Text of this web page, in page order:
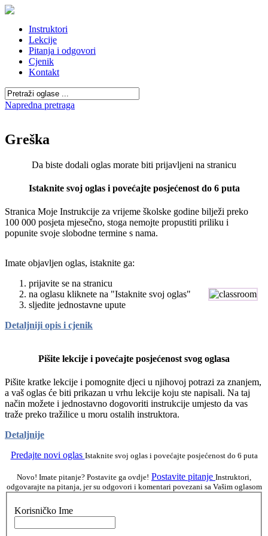
Instruktori
Lekcije
Pitanja i odgovori
Cjenik
Kontakt
Napredna pretraga
Greška
Da biste dodali oglas morate biti prijavljeni na stranicu
Istaknite svoj oglas i povećajte posjećenost do 6 puta
Stranica Moje Instrukcije za vrijeme školske godine bilježi preko
100 000 posjeta mjesečno, stoga nemojte propustiti priliku i
popunite svoje slobodne termine s nama.
Imate objavljen oglas, istaknite ga:
prijavite se na stranicu
na oglasu kliknete na "Istaknite svoj oglas"
sljedite jednostavne upute
Detaljniji opis i cjenik
Pišite lekcije i povećajte posjećenost svog oglasa
Pišite kratke lekcije i pomognite djeci u njihovoj potrazi za znanjem,
a vaš oglas će biti prikazan u vrhu lekcije koju ste napisali. Na taj
način možete i jednostavno dogovoriti instrukcije umjesto da vas
traže preko tražilice u moru ostalih instruktora.
Detaljnije
Predajte novi oglas Istaknite svoj oglas i povećajte posjećenost do 6 puta
Novo! Imate pitanje? Postavite ga ovdje! Postavite pitanje Instruktori,
odgovarajte na pitanja, jer su odgovori i komentari povezani sa Vašim oglasom
Korisničko Ime